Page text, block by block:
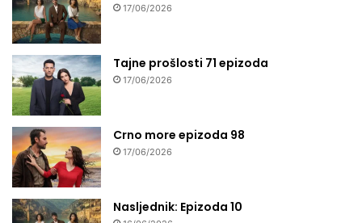
17/06/2026
Tajne prošlosti 71 epizoda
17/06/2026
Crno more epizoda 98
17/06/2026
Nasljednik: Epizoda 10